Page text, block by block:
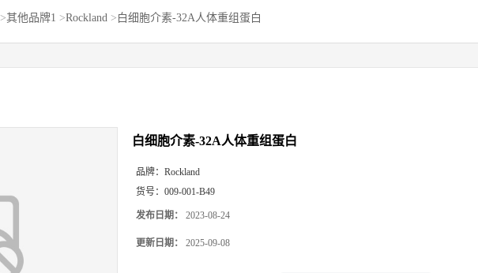
>其他品牌1 >Rockland > 白细胞介素-32A人体重组蛋白
白细胞介素-32A人体重组蛋白
品牌： Rockland
货号： 009-001-B49
发布日期： 2023-08-24
更新日期： 2025-09-08